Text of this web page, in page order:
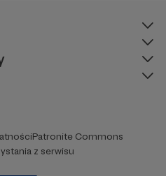
Patronite Commons
z serwisu